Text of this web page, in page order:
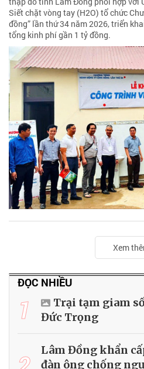
Siết chặt vòng tay (H2O) tổ chức
đồng” lần thứ 34 năm 2026, triển
tổng kinh phí gần 1 tỷ đồng.
Xem
ĐỌC NHIỀU
1
Trại tạm giam
Đức Trọng
Lâm Đồng khẩn
đàn ông chống